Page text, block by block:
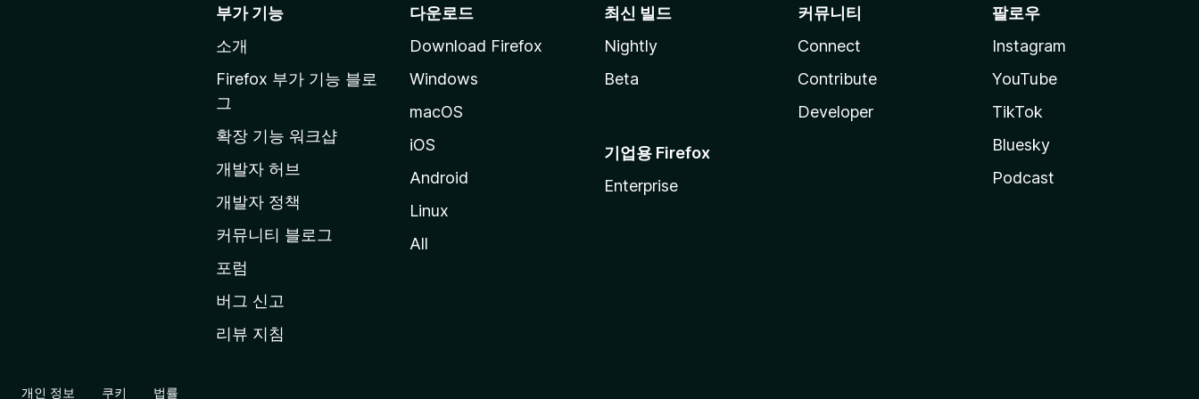
부가 기능
소개
Firefox 부가 기능 블로
그
확장 기능 워크샵
개발자 허브
개발자 정책
커뮤니티 블로그
포럼
버그 신고
리뷰 지침
다운로드
Download Firefox
Windows
macOS
iOS
Android
Linux
All
최신 빌드
Nightly
Beta
기업용 Firefox
Enterprise
커뮤니티
Connect
Contribute
Developer
팔로우
Instagram
YouTube
TikTok
Bluesky
Podcast
개인 정보 쿠키 법률